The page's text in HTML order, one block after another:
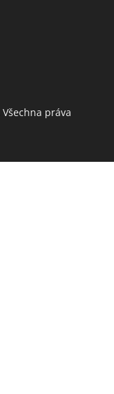
Všechna práva